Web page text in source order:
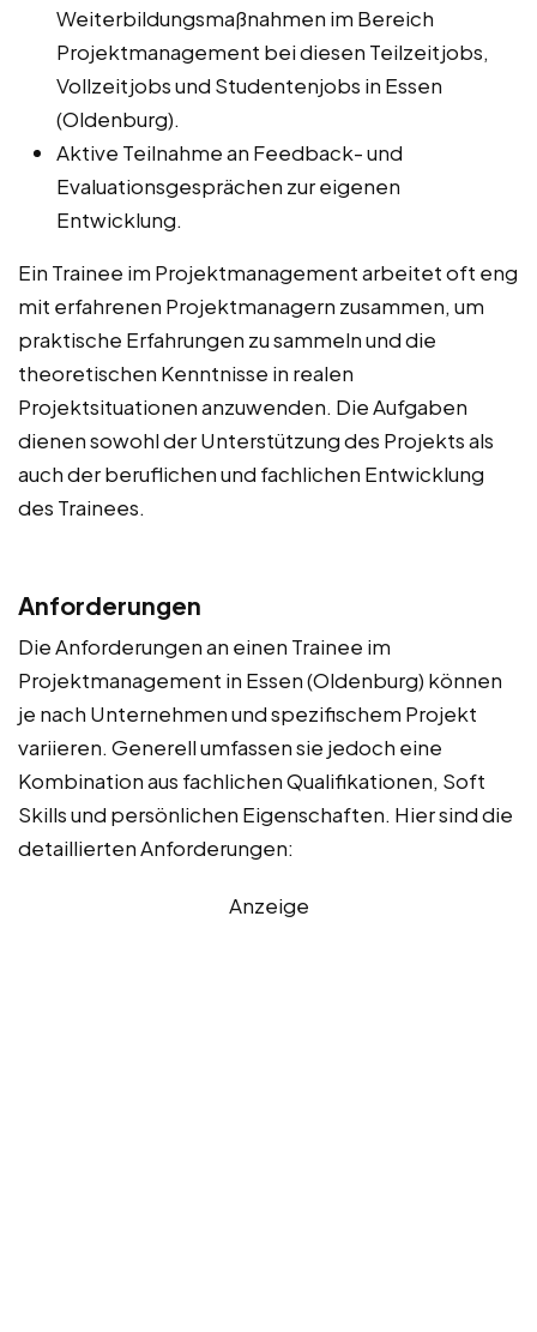
Weiterbildungsmaßnahmen im Bereich
Projektmanagement bei diesen Teilzeitjobs,
Vollzeitjobs und Studentenjobs in Essen
(Oldenburg).
Aktive Teilnahme an Feedback- und
Evaluationsgesprächen zur eigenen
Entwicklung.
Ein Trainee im Projektmanagement arbeitet oft eng
mit erfahrenen Projektmanagern zusammen, um
praktische Erfahrungen zu sammeln und die
theoretischen Kenntnisse in realen
Projektsituationen anzuwenden. Die Aufgaben
dienen sowohl der Unterstützung des Projekts als
auch der beruflichen und fachlichen Entwicklung
des Trainees.
Anforderungen
Die Anforderungen an einen Trainee im
Projektmanagement in Essen (Oldenburg) können
je nach Unternehmen und spezifischem Projekt
variieren. Generell umfassen sie jedoch eine
Kombination aus fachlichen Qualifikationen, Soft
Skills und persönlichen Eigenschaften. Hier sind die
detaillierten Anforderungen:
Anzeige